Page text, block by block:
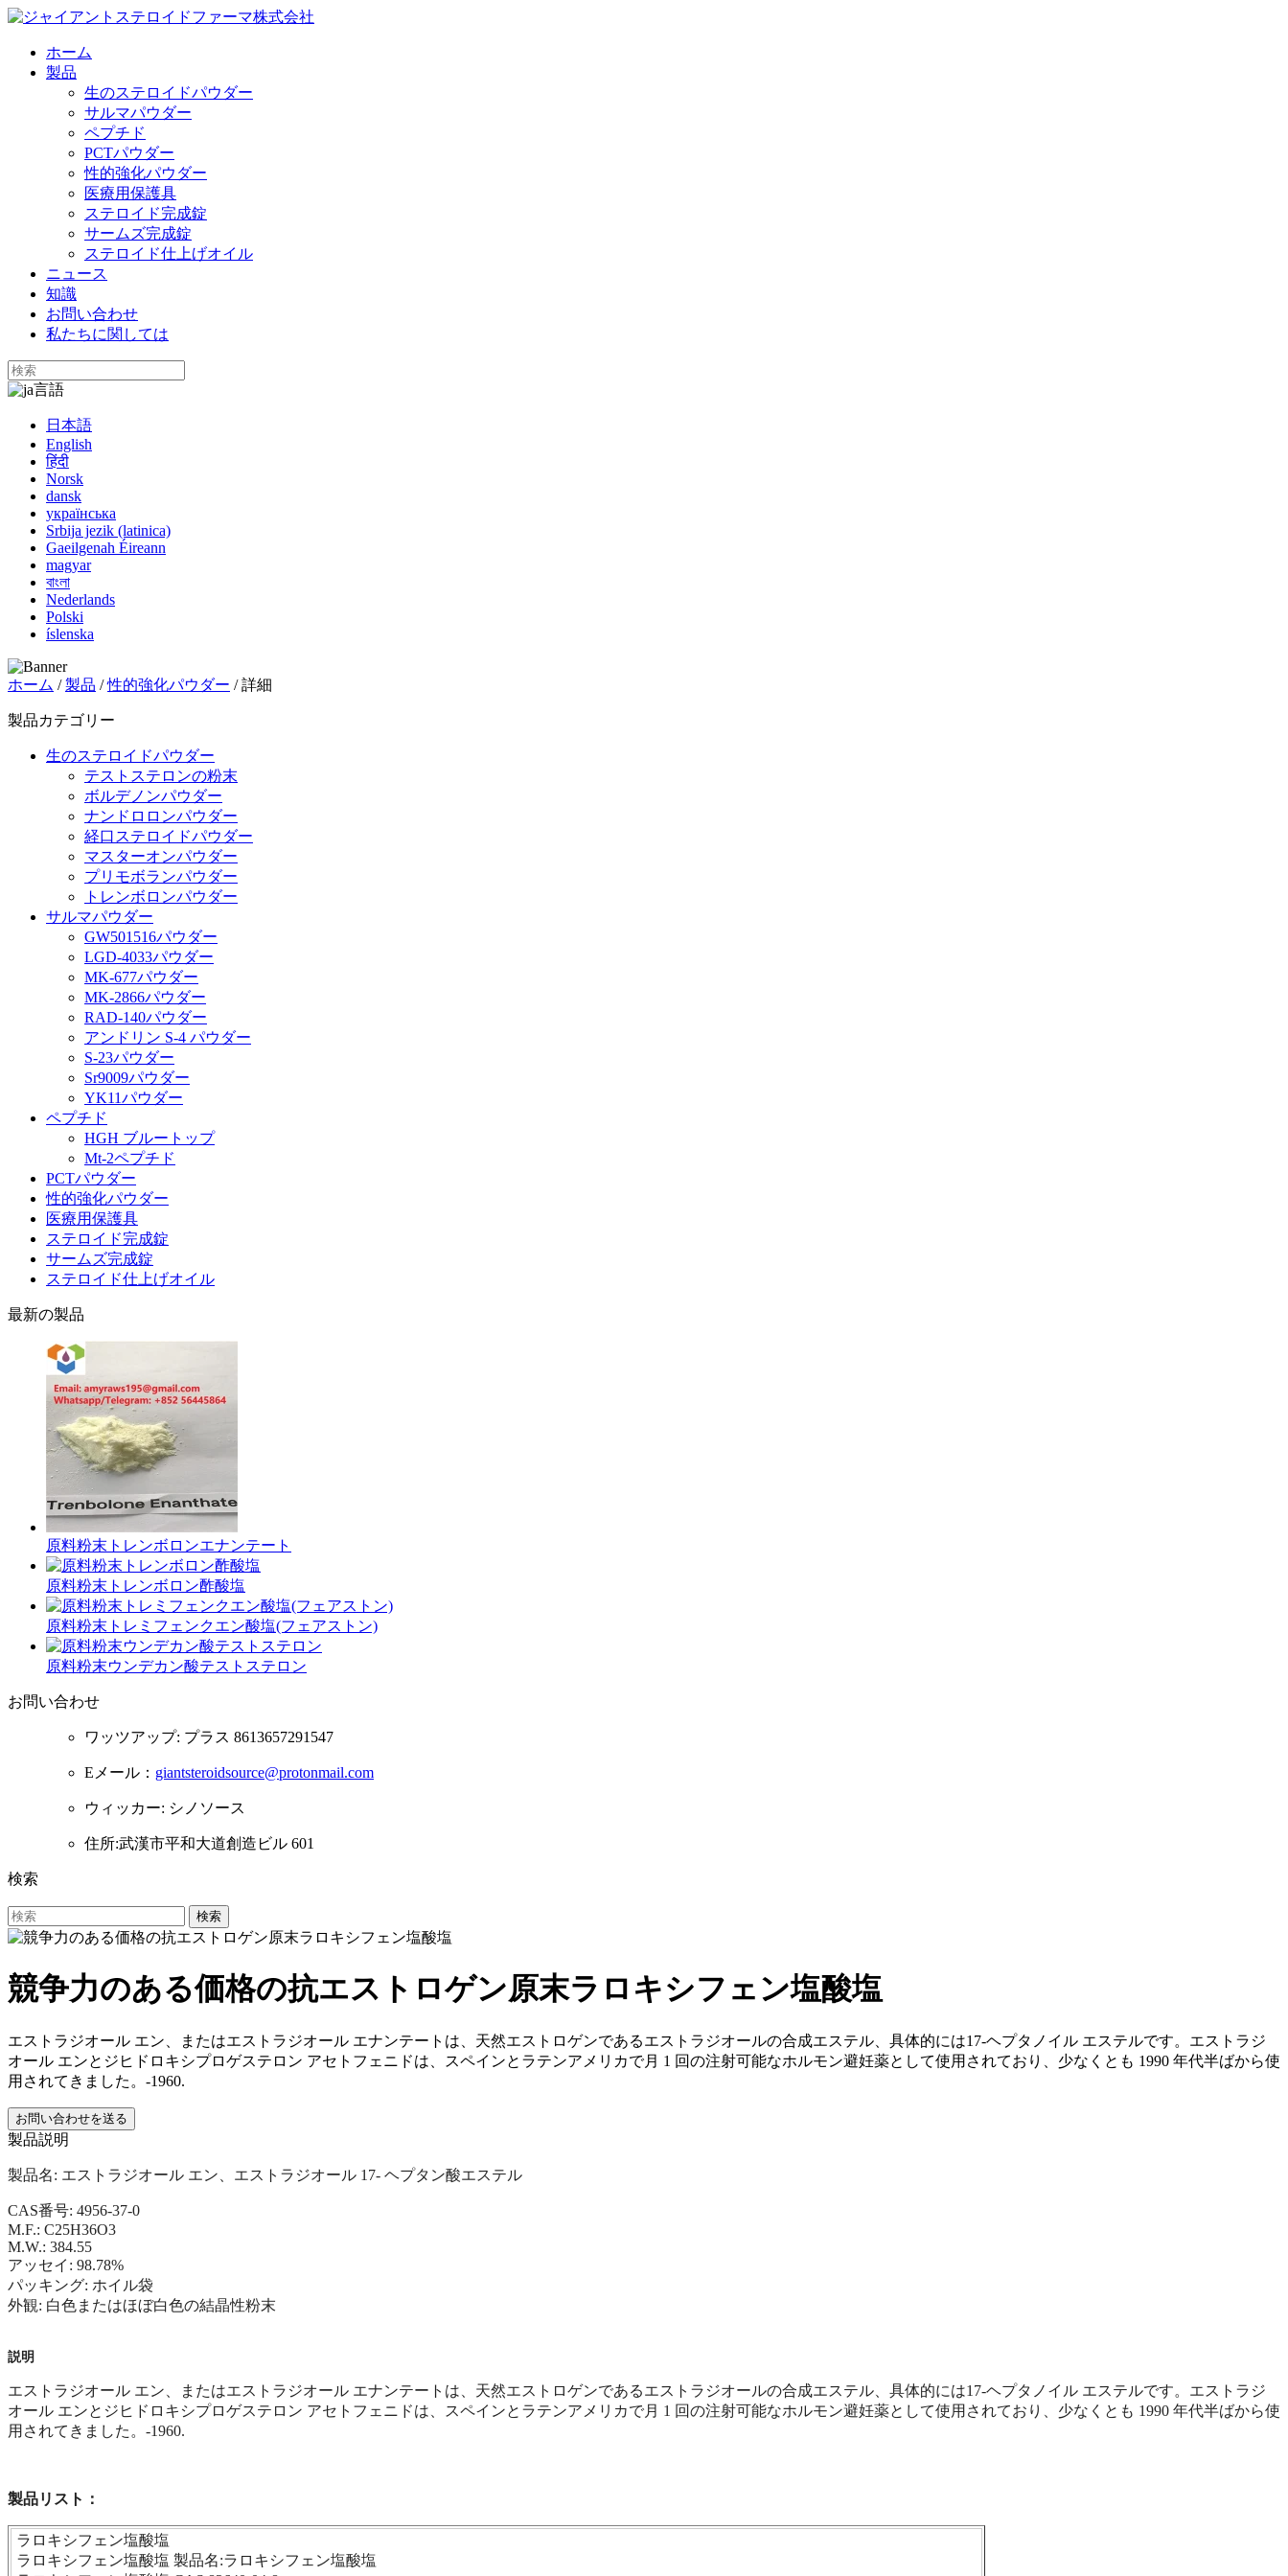
ホーム
製品
生のステロイドパウダー
サルマパウダー
ペプチド
PCTパウダー
性的強化パウダー
医療用保護具
ステロイド完成錠
サームズ完成錠
ステロイド仕上げオイル
ニュース
知識
お問い合わせ
私たちに関しては
言語
日本語
English
हिंदी
Norsk
dansk
українська
Srbija jezik (latinica)
Gaeilgenah Éireann
magyar
বাংলা
Nederlands
Polski
íslenska
ホーム /製品 /性的強化パウダー / 詳細
製品カテゴリー
生のステロイドパウダー
テストステロンの粉末
ボルデノンパウダー
ナンドロロンパウダー
経口ステロイドパウダー
マスターオンパウダー
プリモボランパウダー
トレンボロンパウダー
サルマパウダー
GW501516パウダー
LGD-4033パウダー
MK-677パウダー
MK-2866パウダー
RAD-140パウダー
アンドリン S-4 パウダー
S-23パウダー
Sr9009パウダー
YK11パウダー
ペプチド
HGH ブルートップ
Mt-2ペプチド
PCTパウダー
性的強化パウダー
医療用保護具
ステロイド完成錠
サームズ完成錠
ステロイド仕上げオイル
最新の製品
原料粉末トレンボロンエナンテート
原料粉末トレンボロン酢酸塩
原料粉末トレミフェンクエン酸塩(フェアストン)
原料粉末ウンデカン酸テストステロン
お問い合わせ
ワッツアップ: プラス 8613657291547
Eメール： giantsteroidsource@protonmail.com
ウィッカー: シノソース
住所:武漢市平和大道創造ビル 601
検索
検索
競争力のある価格の抗エストロゲン原末ラロキシフェン塩酸塩
エストラジオール エン、またはエストラジオール エナンテートは、天然エストロゲンであるエストラジオールの合成エステル、具体的には17-ヘプタノイル エステルです。エストラジ
オール エンとジヒドロキシプロゲステロン アセトフェニドは、スペインとラテンアメリカで月 1 回の注射可能なホルモン避妊薬として使用されており、少なくとも 1990 年代半ばから使
用されてきました。-1960.
お問い合わせを送る
製品説明
製品名: エストラジオール エン、エストラジオール 17- ヘプタン酸エステル
CAS番号: 4956-37-0
M.F.: C25H36O3
M.W.: 384.55
アッセイ: 98.78%
パッキング: ホイル袋
外観: 白色またはほぼ白色の結晶性粉末
説明
エストラジオール エン、またはエストラジオール エナンテートは、天然エストロゲンであるエストラジオールの合成エステル、具体的には17-ヘプタノイル エステルです。エストラジ
オール エンとジヒドロキシプロゲステロン アセトフェニドは、スペインとラテンアメリカで月 1 回の注射可能なホルモン避妊薬として使用されており、少なくとも 1990 年代半ばから使
用されてきました。-1960.
製品リスト：
ラロキシフェン塩酸塩
ラロキシフェン塩酸塩 製品名:ラロキシフェン塩酸塩